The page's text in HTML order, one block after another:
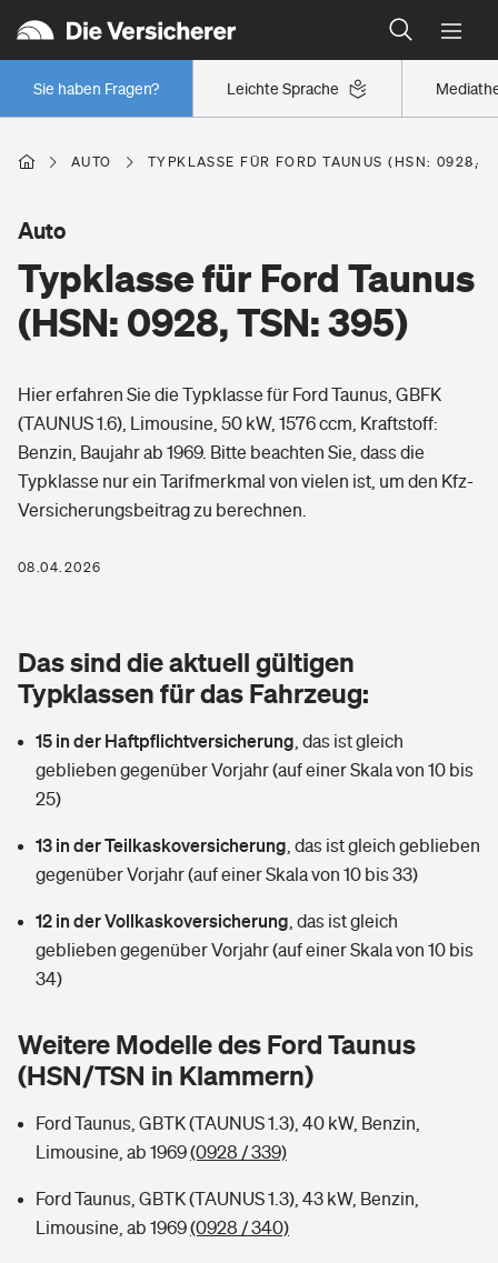
Leichte Sprache
Sie haben Fragen?
Wer versichert was: Jetzt Versicherer finden
Regionalklassen: So ist Ihre Region eingestuft
Wer versichert was: Jetzt Versicherer finden
Berufsunfähigkeitsversicherung
Erwerbsunfähigkeitsversicherung
Grundfähigkeitsversicherung
Arbeitsrechtsschutz
Berufshaftpflichtversicherung
Zur Übersicht
Tools
Wer versichert was: Jetzt Versicherer finden
Sie haben Fragen?
Wohnen
Elementarversicherung
Glasversicherung
Mietkautionsversicherung
Restkreditversicherung
Tools
Hochwasser-Check: Wie gefährdet ist Ihr Haus?
Sie haben Fragen?
Freizeit
Pri­vate Haft­pflicht­
Kinderunfall­ver­si­che­rung
Kinderinvalidität
Hundehalter-Haftpflicht
Handyversicherung
Private Cyberversicherung
Zur Übersicht
Gesundheit
Private Krankenversicherung
Dread-Disease-Versicherung
Tierkrankenversicherung
Zur Übersicht
Tools
Wer versichert was: Jetzt Versicherer finden
Rentenrechner: Wie viel Geld bekomme ich im Alter?
AUTO TYPKLASSE FÜR FORD TAUNUS (HSN: 0928,
Typklasse für Ford Taunus
(HSN: 0928, TSN: 395)
Auto
Hier erfahren Sie die Typklasse für Ford Taunus, GBFK
(TAUNUS 1.6), Limousine, 50 kW, 1576 ccm, Kraftstoff:
Benzin, Baujahr ab 1969. Bitte beachten Sie, dass die
Typklasse nur ein Tarifmerkmal von vielen ist, um den Kfz-
Versicherungsbeitrag zu berechnen.
08.04.2026
Das sind die aktuell gültigen
Typklassen für das Fahrzeug:
15 in der Haftpflichtversicherung das ist gleich
geblieben gegenüber Vorjahr (auf einer Skala von 10 bis
25)
13 in der Teilkaskoversicherung das ist gleich geblieben
gegenüber Vorjahr (auf einer Skala von 10 bis 33)
12 in der Vollkaskoversicherung das ist gleich
geblieben gegenüber Vorjahr (auf einer Skala von 10 bis
34)
Weitere Modelle des Ford Taunus
(HSN/TSN in Klammern)
Ford Taunus, GBTK (TAUNUS 1.3), 40 kW, Benzin,
Limousine, ab 1969(0928 / 339)
Ford Taunus, GBTK (TAUNUS 1.3), 43 kW, Benzin,
Limousine, ab 1969(0928 / 340)